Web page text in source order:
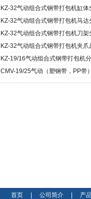
KZ-32气动组合式钢带打包机缸体
KZ-32气动组合式钢带打包机马达
KZ-32气动组合式钢带打包机刀架
KZ-32气动组合式钢带打包机夹
KZ-19/16气动组合式钢带打包机
CMV-19/25气动（塑钢带，PP带
首页 公司简介 产